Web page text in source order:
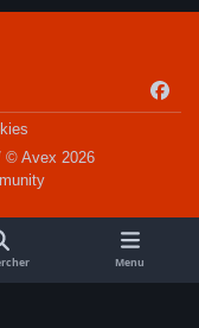
a
o
k
© Avex 2026
Menu